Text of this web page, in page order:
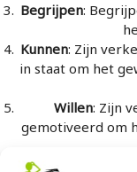
Begrijpen:
Kunnen: Zijn
in staat om het
Willen: Zijn
gemotiveerd om